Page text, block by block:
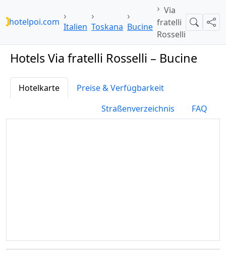
hotelpoi.com Italien Toskana Bucine
Via
fratelli
Rosselli
Suche
Hotels Via fratelli Rosselli – Bucine
Hotelkarte
Preise & Verfügbarkeit
Straßenverzeichnis
FAQ